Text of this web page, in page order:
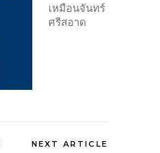
เหมือนจันทร์
ศรีสอาด
NEXT ARTICLE